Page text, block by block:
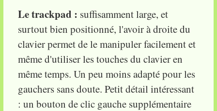
Le trackpad : suffisamment large, et
surtout bien positionné, l'avoir à droite du
clavier permet de le manipuler facilement et
même d'utiliser les touches du clavier en
même temps. Un peu moins adapté pour les
gauchers sans doute. Petit détail intéressant
: un bouton de clic gauche supplémentaire